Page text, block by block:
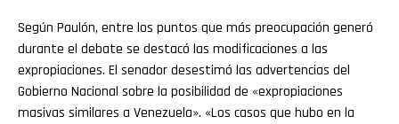
Según Paulón, entre los puntos que más preocupación generó
durante el debate se destacó las modificaciones a las
expropiaciones. El senador desestimó las advertencias del
Gobierno Nacional sobre la posibilidad de «expropiaciones
masivas similares a Venezuela». «Los casos que hubo en la